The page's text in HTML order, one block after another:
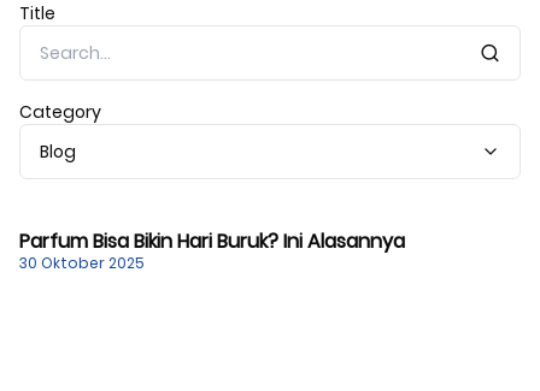
Title
Category
Blog
Parfum Bisa Bikin Hari Buruk? Ini Alasannya
30 Oktober 2025